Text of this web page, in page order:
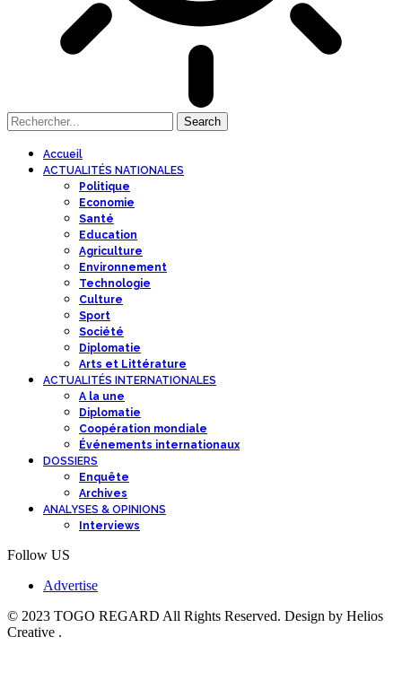
Accueil
ACTUALITÉS NATIONALES
Politique
Economie
Santé
Education
Agriculture
Environnement
Technologie
Culture
Sport
Société
Diplomatie
Arts et Littérature
ACTUALITÉS INTERNATIONALES
A la une
Diplomatie
Coopération mondiale
Événements internationaux
DOSSIERS
Enquête
Archives
ANALYSES & OPINIONS
Interviews
Follow US
Advertise
© 2023 TOGO REGARD All Rights Reserved. Design by Helios
Creative .